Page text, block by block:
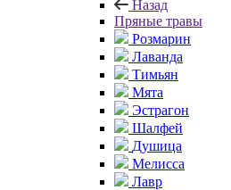
Назад
Пряные травы
Розмарин
Лаванда
Тимьян
Мята
Эстрагон
Шалфей
Душица
Мелисса
Лавр